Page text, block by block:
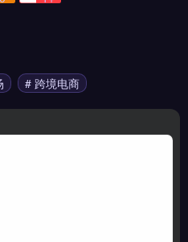
# 跨境电商